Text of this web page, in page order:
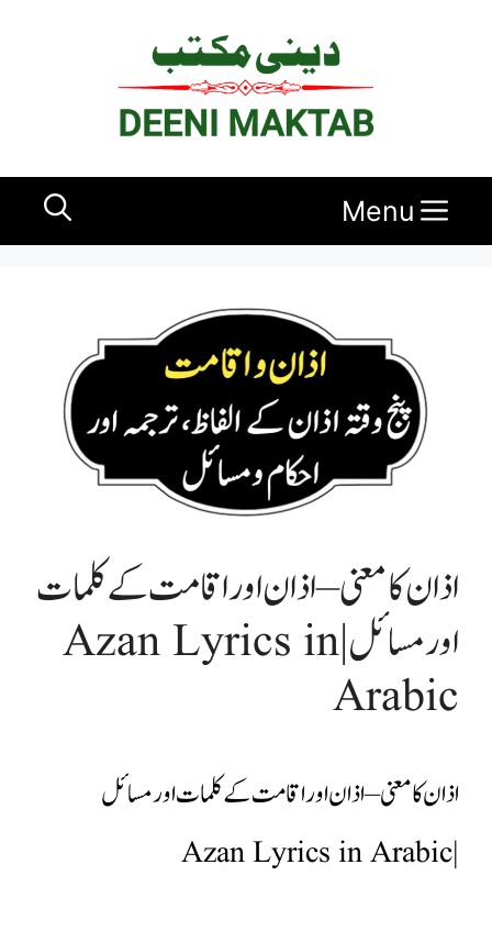
Menu
اذان کا معنی – اذان اور اقامت کے کلمات
اور مسائل | Azan Lyrics in
Arabic
اذان کا معنی – اذان اور اقامت کے کلمات اور مسائل
| Azan Lyrics in Arabic